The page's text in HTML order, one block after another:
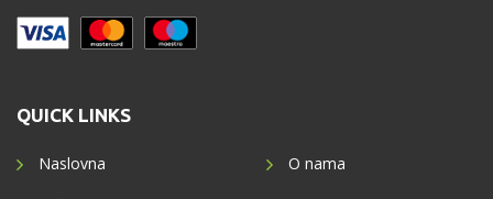
QUICK LINKS
Naslovna
O nama